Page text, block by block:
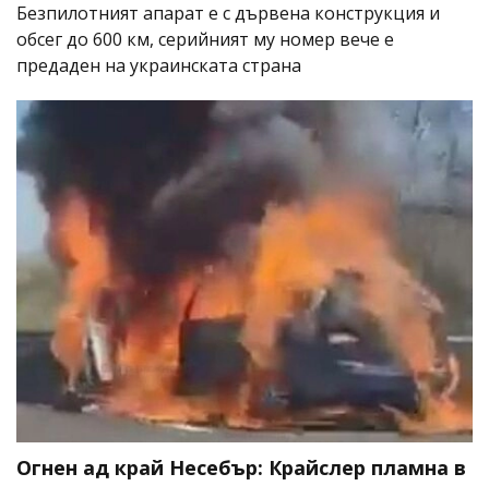
Безпилотният апарат е с дървена конструкция и
обсег до 600 км, серийният му номер вече е
предаден на украинската страна
Огнен ад край Несебър: Крайслер пламна в